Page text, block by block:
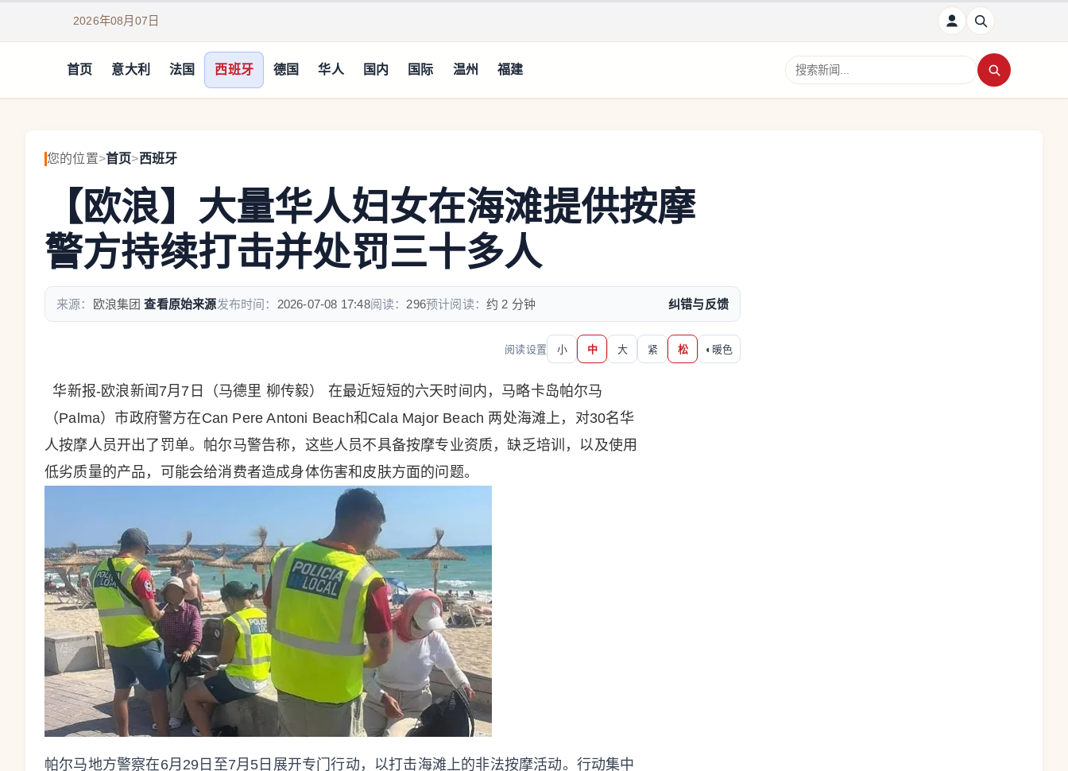
2026年08月07日
首页 意大利 法国 西班牙 德国 华人 国内 国际 温州 福建
搜索新闻
您的位置>首页>西班牙
【欧浪】大量华人妇女在海滩提供按摩
警方持续打击并处罚三十多人
来源： 欧浪集团 查看原始来源发布时间： 2026-07-08 17:48阅读： 296预计阅读：约 2 分钟 纠错与反馈
阅读设置 小 中 大 紧 松 ◐ 暖色
华新报-欧浪新闻7月7日（马德里 柳传毅） 在最近短短的六天时间内，马略卡岛帕尔马
（Palma）市政府警方在Can Pere Antoni Beach和Cala Major Beach 两处海滩上，对30名华
人按摩人员开出了罚单。帕尔马警告称，这些人员不具备按摩专业资质，缺乏培训，以及使用
低劣质量的产品，可能会给消费者造成身体伤害和皮肤方面的问题。
帕尔马地方警察在6月29日至7月5日展开专门行动，以打击海滩上的非法按摩活动。行动集中